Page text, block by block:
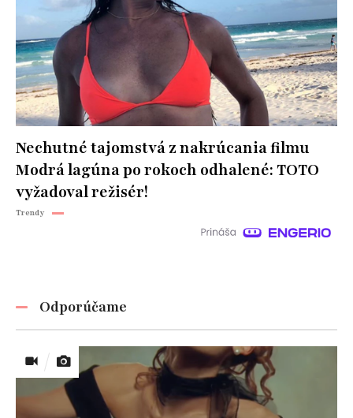
Nechutné tajomstvá z nakrúcania filmu
Modrá lagúna po rokoch odhalené: TOTO
vyžadoval režisér!
Trendy
Odporúčame